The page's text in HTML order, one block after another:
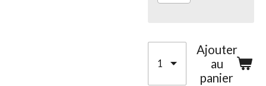
Ajouter
au
panier